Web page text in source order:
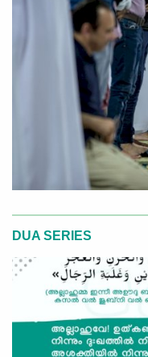
DUA SERIES